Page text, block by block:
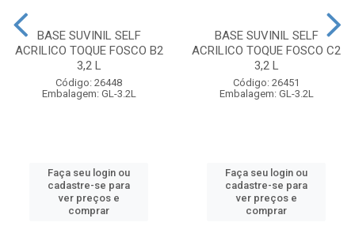
BASE SUVINIL SELF
ACRILICO TOQUE FOSCO B2
3,2 L
Código: 26448
Embalagem: GL-3.2L
Faça seu login ou
cadastre-se para
ver preços e
comprar
BASE SUVINIL SELF
ACRILICO TOQUE FOSCO C2
3,2 L
Código: 26451
Embalagem: GL-3.2L
Faça seu login ou
cadastre-se para
ver preços e
comprar